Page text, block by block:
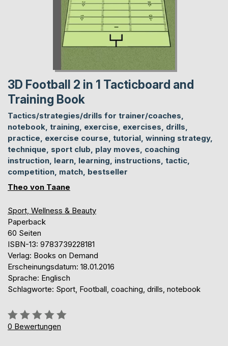
3D Football 2 in 1 Tacticboard and
Training Book
Tactics/strategies/drills for trainer/coaches,
notebook, training, exercise, exercises, drills,
practice, exercise course, tutorial, winning strategy,
technique, sport club, play moves, coaching
instruction, learn, learning, instructions, tactic,
competition, match, bestseller
Theo von Taane
Sport, Wellness & Beauty
Paperback
60 Seiten
ISBN-13: 9783739228181
Verlag: Books on Demand
Erscheinungsdatum: 18.01.2016
Sprache: Englisch
Schlagworte: Sport, Football, coaching, drills, notebook
Bewertung::
0%
0 Bewertungen